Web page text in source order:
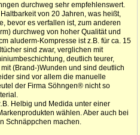
durchweg sehr empfehlenswert.
von 20 Jahren, was heißt,
bevor es verfallen ist, zum anderen
durchweg von hoher Qualität und
aluderm-Kompresse ist z.B. für ca. 15
sind zwar, verglichen mit
deutlich teurer,
(Brand-)Wunden und sind deutlich
sind vor allem die manuelle
der Firma Söhngen® nicht so
Helbig und Medida unter einer
wählen. Aber auch bei
Schnäppchen machen.